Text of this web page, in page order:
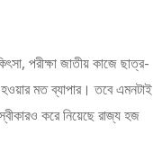
পরীক্ষা জাতীয় কাজে ছাত্র-
মত ব্যাপার। তবে এমনটাই
করে নিয়েছে রাজ্য হজ